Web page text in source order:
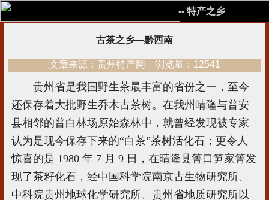
-- 特产之乡
古茶之乡—黔西南
文章来源：贵州特产网 浏览量：12541
贵州省是我国野生茶最丰富的省份之一，至今
还保存着大批野生乔木古茶树。在我州晴隆与普安
县相邻的普白林场原始森林中，就曾经发现被专家
认为是现今保存下来的“白茶”茶树活化石；更令人
惊喜的是 1980 年 7 月 9 日，在晴隆县箐口笋家箐发
现了茶籽化石，经中国科学院南京古生物研究所、
中科院贵州地球化学研究所、贵州省地质研究所以